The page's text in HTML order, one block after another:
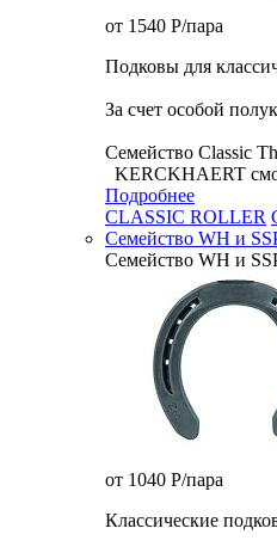
от 1540 P/пара
Подковы для
За счет особой
Семейство Classic
KERCKHAERT
Подробнее
CLASSIC ROLLER
Семейство WH и
Семейство WH и
от 1040 P/пара
Классические